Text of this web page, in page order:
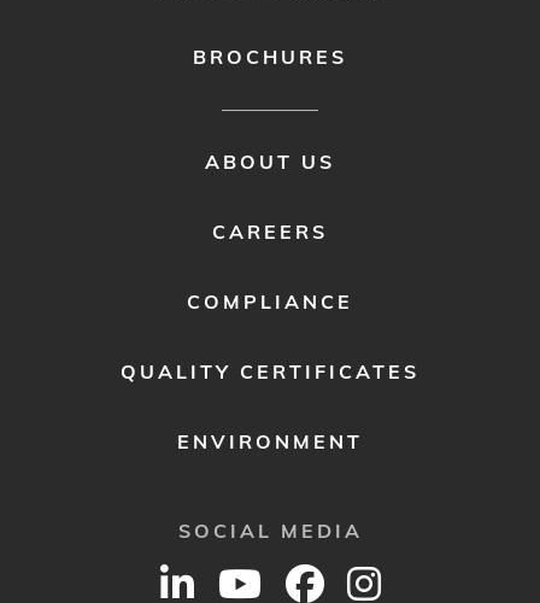
BROCHURES
ABOUT US
CAREERS
COMPLIANCE
QUALITY CERTIFICATES
ENVIRONMENT
SOCIAL MEDIA